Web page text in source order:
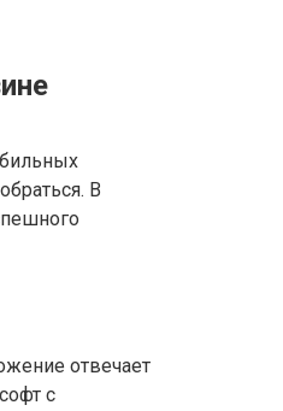
В
отвечает
с